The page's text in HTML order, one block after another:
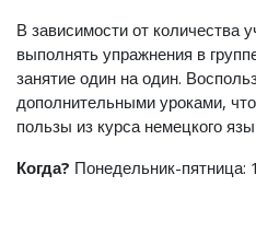
В зависимости от количества
выполнять упражнения в
занятие один на один.
дополнительными уроками,
пользы из курса немецкого
Когда? Понедельник-пятница: